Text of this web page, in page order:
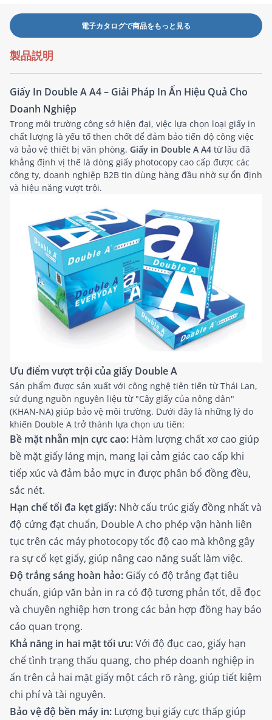
電子カタログで商品をもっと見る
製品説明
Giấy In Double A A4 – Giải Pháp In Ấn Hiệu Quả Cho
Doanh Nghiệp
Trong môi trường công sở hiện đại, việc lựa chọn loại giấy in
chất lượng là yếu tố then chốt để đảm bảo tiến độ công việc
và bảo vệ thiết bị văn phòng. Giấy in Double A A4 từ lâu đã
khẳng định vị thế là dòng giấy photocopy cao cấp được các
công ty, doanh nghiệp B2B tin dùng hàng đầu nhờ sự ổn định
và hiệu năng vượt trội.
Ưu điểm vượt trội của giấy Double A
Sản phẩm được sản xuất với công nghệ tiên tiến từ Thái Lan,
sử dụng nguồn nguyên liệu từ "Cây giấy của nông dân"
(KHAN-NA) giúp bảo vệ môi trường. Dưới đây là những lý do
khiến Double A trở thành lựa chọn ưu tiên:
Bề mặt nhẵn mịn cực cao: Hàm lượng chất xơ cao giúp
bề mặt giấy láng mịn, mang lại cảm giác cao cấp khi
tiếp xúc và đảm bảo mực in được phân bổ đồng đều,
sắc nét.
Hạn chế tối đa kẹt giấy: Nhờ cấu trúc giấy đồng nhất và
độ cứng đạt chuẩn, Double A cho phép vận hành liên
tục trên các máy photocopy tốc độ cao mà không gây
ra sự cố kẹt giấy, giúp nâng cao năng suất làm việc.
Độ trắng sáng hoàn hảo: Giấy có độ trắng đạt tiêu
chuẩn, giúp văn bản in ra có độ tương phản tốt, dễ đọc
và chuyên nghiệp hơn trong các bản hợp đồng hay báo
cáo quan trọng.
Khả năng in hai mặt tối ưu:Với độ đục cao, giấy hạn
chế tình trạng thấu quang, cho phép doanh nghiệp in
ấn trên cả hai mặt giấy một cách rõ ràng, giúp tiết kiệm
chi phí và tài nguyên.
Bảo vệ độ bền máy in: Lượng bụi giấy cực thấp giúp